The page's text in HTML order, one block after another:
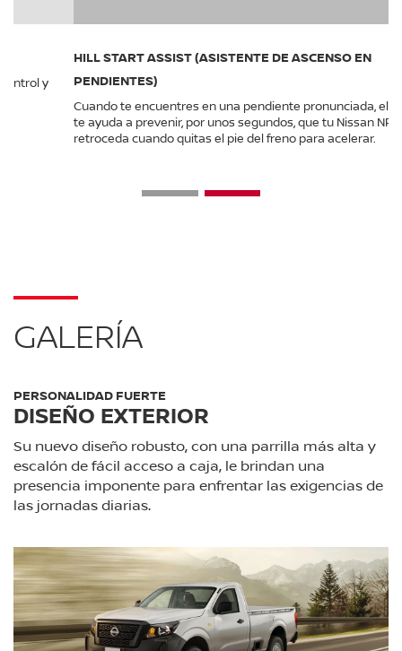
HILL START ASSIST (ASISTENTE DE ASCENSO EN
PENDIENTES)
Cuando te encuentres en una pendiente pronunciada, el asistente
te ayuda a prevenir, por unos segundos, que tu Nissan NP300
retroceda cuando quitas el pie del freno para acelerar.
GALERÍA
PERSONALIDAD FUERTE
DISEÑO EXTERIOR
Su nuevo diseño robusto, con una parrilla más alta y
escalón de fácil acceso a caja, le brindan una
presencia imponente para enfrentar las exigencias de
las jornadas diarias.